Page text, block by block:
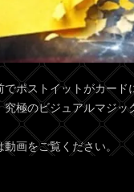
でポストイットがカー
究極のビジュアルマジッ
動画をご覧ください。